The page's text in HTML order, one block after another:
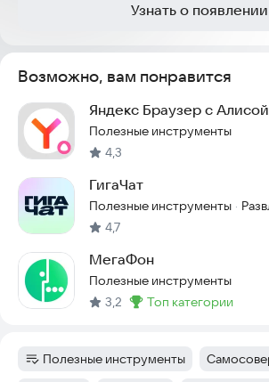
Узнать о появлении
Возможно, вам понравится
Яндекс Браузер с
Полезные инструменты
4,3
ГигаЧат
Полезные инструменты ·
4,7
МегаФон
Полезные инструменты
3,2
Метка:
топ категории
Категория:
Полезные инструменты Тег: